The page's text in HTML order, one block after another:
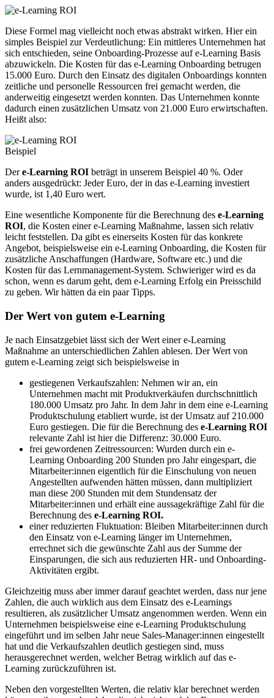
Diese Formel mag vielleicht noch etwas abstrakt wirken. Hier ein
simples Beispiel zur Verdeutlichung: Ein mittleres Unternehmen hat
sich entschieden, seine Onboarding-Prozesse auf e-Learning Basis
abzuwickeln. Die Kosten für das e-Learning Onboarding betrugen
15.000 Euro. Durch den Einsatz des digitalen Onboardings konnten
zeitliche und personelle Ressourcen frei gemacht werden, die
anderweitig eingesetzt werden konnten. Das Unternehmen konnte
dadurch einen zusätzlichen Umsatz von 21.000 Euro erwirtschaften.
Heißt also:
Dere-Learning ROI beträgt in unserem Beispiel 40 %. Oder
anders ausgedrückt: Jeder Euro, der in das e-Learning investiert
wurde, ist 1,40 Euro wert.
Eine wesentliche Komponente für die Berechnung des e-Learning
ROI, die Kosten einer e-Learning Maßnahme, lassen sich relativ
leicht feststellen. Da gibt es einerseits Kosten für das konkrete
Angebot, beispielsweise ein e-Learning Onboarding, die Kosten für
zusätzliche Anschaffungen (Hardware, Software etc.) und die
Kosten für das Lernmanagement-System. Schwieriger wird es da
schon, wenn es darum geht, dem e-Learning Erfolg ein Preisschild
zu geben. Wir hätten da ein paar Tipps.
Der Wert von gutem e-Learning
Je nach Einsatzgebiet lässt sich der Wert einer e-Learning
Maßnahme an unterschiedlichen Zahlen ablesen. Der Wert von
gutem e-Learning zeigt sich beispielsweise in
gestiegenen Verkaufszahlen: Nehmen wir an, ein
Unternehmen macht mit Produktverkäufen durchschnittlich
180.000 Umsatz pro Jahr. In dem Jahr in dem eine e-Learning
Produktschulung etabliert wurde, ist der Umsatz auf 210.000
Euro gestiegen. Die für die Berechnung des e-Learning ROI
relevante Zahl ist hier die Differenz: 30.000 Euro.
frei gewordenen Zeitressourcen: Wurden durch ein e-
Learning Onboarding 200 Stunden pro Jahr eingespart, die
Mitarbeiter:innen eigentlich für die Einschulung von neuen
Angestellten aufwenden hätten müssen, dann multipliziert
man diese 200 Stunden mit dem Stundensatz der
Mitarbeiter:innen und erhält eine aussagekräftige Zahl für die
Berechnung des e-Learning ROI.
einer reduzierten Fluktuation: Bleiben Mitarbeiter:innen durch
den Einsatz von e-Learning länger im Unternehmen,
errechnet sich die gewünschte Zahl aus der Summe der
Einsparungen, die sich aus reduzierten HR- und Onboarding-
Aktivitäten ergibt.
Gleichzeitig muss aber immer darauf geachtet werden, dass nur jene
Zahlen, die auch wirklich aus dem Einsatz des e-Learnings
resultieren, als zusätzlicher Umsatz angenommen werden. Wenn ein
Unternehmen beispielsweise eine e-Learning Produktschulung
eingeführt und im selben Jahr neue Sales-Manager:innen eingestellt
hat und die Verkaufszahlen deutlich gestiegen sind, muss
herausgerechnet werden, welcher Betrag wirklich auf das e-
Learning zurückzuführen ist.
Neben den vorgestellten Werten, die relativ klar berechnet werden